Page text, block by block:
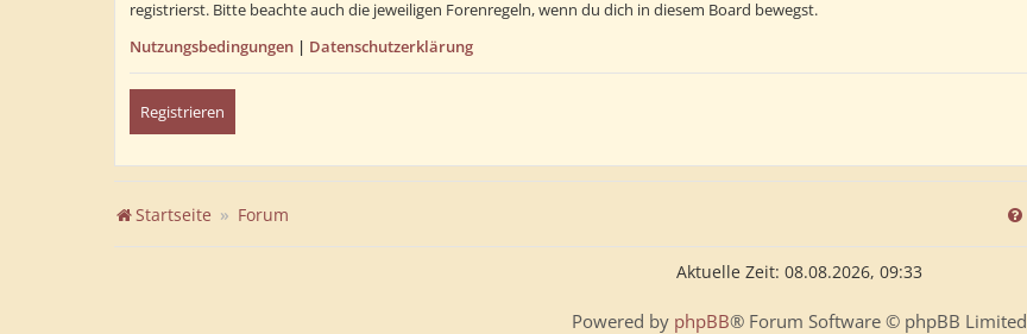
registrierst. Bitte beachte auch die jeweiligen Forenregeln, wenn du dich in diesem Board bewegst.
Nutzungsbedingungen | Datenschutzerklärung
Registrieren
Startseite Forum
Aktuelle Zeit: 08.08.2026, 09:33
Powered by phpBB® Forum Software © phpBB Limited